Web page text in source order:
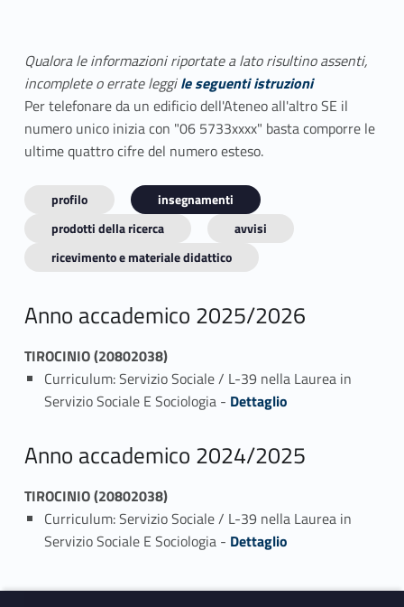
Qualora le informazioni riportate a lato risultino assenti,
incomplete o errate leggile seguenti istruzioni
Per telefonare da un edificio dell'Ateneo all'altro SE il
numero unico inizia con "06 5733xxxx" basta comporre le
ultime quattro cifre del numero esteso.
profilo
insegnamenti
prodotti della ricerca
avvisi
ricevimento e materiale didattico
Anno accademico 2025/2026
TIROCINIO (20802038)
Curriculum: Servizio Sociale / L-39 nella Laurea in
Servizio Sociale E Sociologia - Link identifier #identifier_person_181992-1
Dettaglio
Anno accademico 2024/2025
TIROCINIO (20802038)
Curriculum: Servizio Sociale / L-39 nella Laurea in
Servizio Sociale E Sociologia - Link identifier #identifier_person_174638-1
Dettaglio